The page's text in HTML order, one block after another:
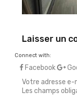
Laisser un
Connect with:
Facebook
Votre adresse e-
Les champs